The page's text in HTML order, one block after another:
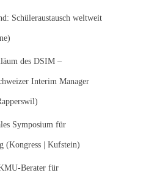
Schüleraustausch weltweit
des DSIM –
Interim Manager
Symposium für
(Kongress | Kufstein)
Berater für